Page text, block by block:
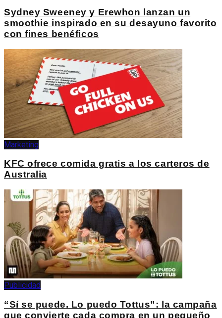
Sydney Sweeney y Erewhon lanzan un
smoothie inspirado en su desayuno favorito
con fines benéficos
Marketing
KFC ofrece comida gratis a los carteros de
Australia
Publicidad
“Sí se puede. Lo puedo Tottus”: la campaña
que convierte cada compra en un pequeño